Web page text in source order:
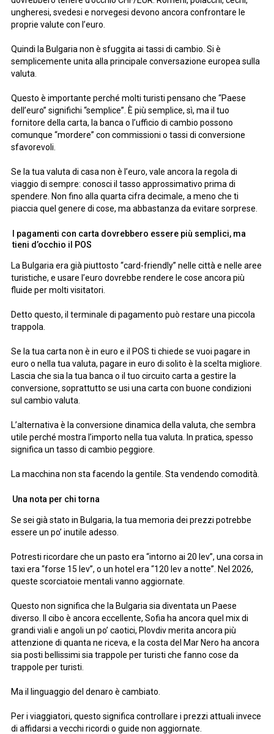
ungheresi, svedesi e norvegesi devono ancora confrontare le
proprie valute con l’euro.
Quindi la Bulgaria non è sfuggita ai tassi di cambio. Si è
semplicemente unita alla principale conversazione europea sulla
valuta.
Questo è importante perché molti turisti pensano che “Paese
dell’euro” significhi “semplice”. È più semplice, sì, ma il tuo
fornitore della carta, la banca o l’ufficio di cambio possono
comunque “mordere” con commissioni o tassi di conversione
sfavorevoli.
Se la tua valuta di casa non è l’euro, vale ancora la regola di
viaggio di sempre: conosci il tasso approssimativo prima di
spendere. Non fino alla quarta cifra decimale, a meno che ti
piaccia quel genere di cose, ma abbastanza da evitare sorprese.
I pagamenti con carta dovrebbero essere più semplici, ma
tieni d’occhio il POS
La Bulgaria era già piuttosto “card-friendly” nelle città e nelle aree
turistiche, e usare l’euro dovrebbe rendere le cose ancora più
fluide per molti visitatori.
Detto questo, il terminale di pagamento può restare una piccola
trappola.
Se la tua carta non è in euro e il POS ti chiede se vuoi pagare in
euro o nella tua valuta, pagare in euro di solito è la scelta migliore.
Lascia che sia la tua banca o il tuo circuito carta a gestire la
conversione, soprattutto se usi una carta con buone condizioni
sul cambio valuta.
L’alternativa è la conversione dinamica della valuta, che sembra
utile perché mostra l’importo nella tua valuta. In pratica, spesso
significa un tasso di cambio peggiore.
La macchina non sta facendo la gentile. Sta vendendo comodità.
Una nota per chi torna
Se sei già stato in Bulgaria, la tua memoria dei prezzi potrebbe
essere un po’ inutile adesso.
Potresti ricordare che un pasto era “intorno ai 20 lev”, una corsa in
taxi era “forse 15 lev”, o un hotel era “120 lev a notte”. Nel 2026,
queste scorciatoie mentali vanno aggiornate.
Questo non significa che la Bulgaria sia diventata un Paese
diverso. Il cibo è ancora eccellente, Sofia ha ancora quel mix di
grandi viali e angoli un po’ caotici, Plovdiv merita ancora più
attenzione di quanta ne riceva, e la costa del Mar Nero ha ancora
sia posti bellissimi sia trappole per turisti che fanno cose da
trappole per turisti.
Ma il linguaggio del denaro è cambiato.
Per i viaggiatori, questo significa controllare i prezzi attuali invece
di affidarsi a vecchi ricordi o guide non aggiornate.